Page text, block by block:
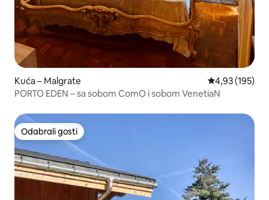
Kuća – Malgrate Prosječna
4,93 (195)
PORTO EDEN – sa sobom ComO i sobom VenetiaN
Odabrali gosti
Odabrali gosti